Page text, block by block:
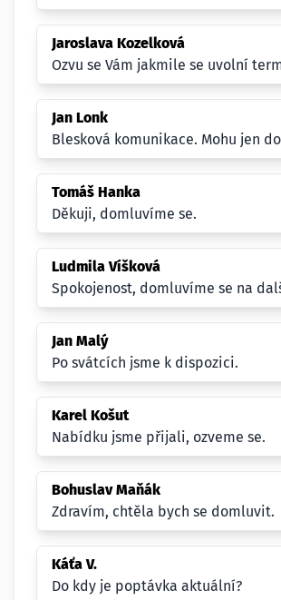
Jaroslava Kozelková
Ozvu se Vám jakmile se uvolní
Jan Lonk
Blesková komunikace. Mohu jen
Tomáš Hanka
Děkuji, domluvíme se.
Ludmila Víšková
Spokojenost, domluvíme se na
Jan Malý
Po svátcích jsme k dispozici.
Karel Košut
Nabídku jsme přijali, ozveme se.
Bohuslav Maňák
Zdravím, chtěla bych se domluvit.
Káťa V.
Do kdy je poptávka aktuální?